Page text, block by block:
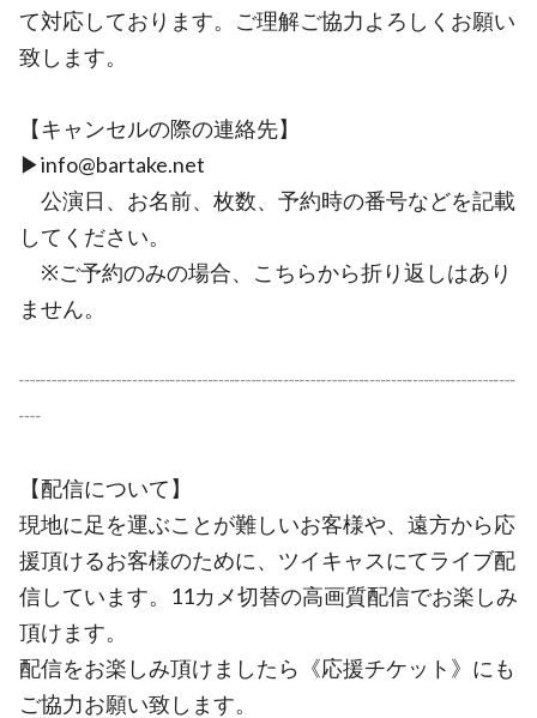
て対応しております。ご理解ご協力よろしくお願い
致します。
【キャンセルの際の連絡先】
▶︎info@bartake.net
公演日、お名前、枚数、予約時の番号などを記載
してください。
※ご予約のみの場合、こちらから折り返しはあり
ません。
┈┈┈┈┈┈┈┈┈┈┈┈┈┈┈┈┈┈┈┈┈┈┈
┈
【配信について】
現地に足を運ぶことが難しいお客様や、遠方から応
援頂けるお客様のために、ツイキャスにてライブ配
信しています。11カメ切替の高画質配信でお楽しみ
頂けます。
配信をお楽しみ頂けましたら《応援チケット》にも
ご協力お願い致します。